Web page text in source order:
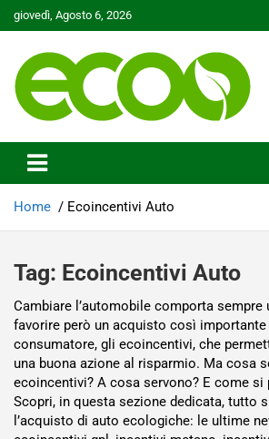
Skip
to
giovedì, Agosto 6, 2026
Ecoo.it
Home Ecoincentivi Auto
Tag: Ecoincentivi Auto
Cambiare l’automobile comporta sempre
favorire però un acquisto così importante
consumatore, gli ecoincentivi, che
una buona azione al risparmio. Ma cosa
ecoincentivi? A cosa servono? E come si
Scopri, in questa sezione dedicata, tutto
l’acquisto di auto ecologiche: le ultime